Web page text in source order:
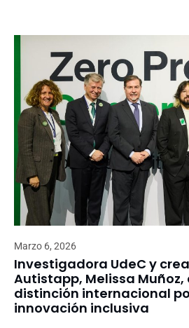
Marzo 6, 2026
Investigadora UdeC y
Autistapp, Melissa
distinción internacional
innovación inclusiva